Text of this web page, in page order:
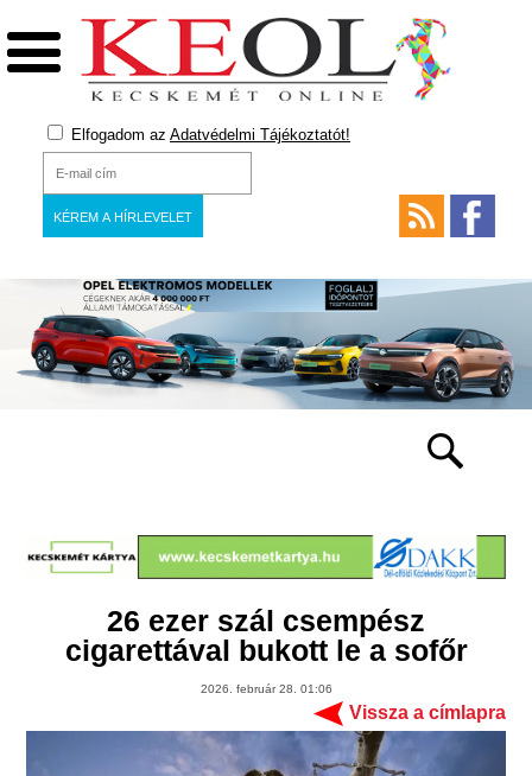
Elfogadom az Adatvédelmi Tájékoztatót!
26 ezer szál csempész
cigarettával bukott le a sofőr
2026. február 28. 01:06
Vissza a címlapra